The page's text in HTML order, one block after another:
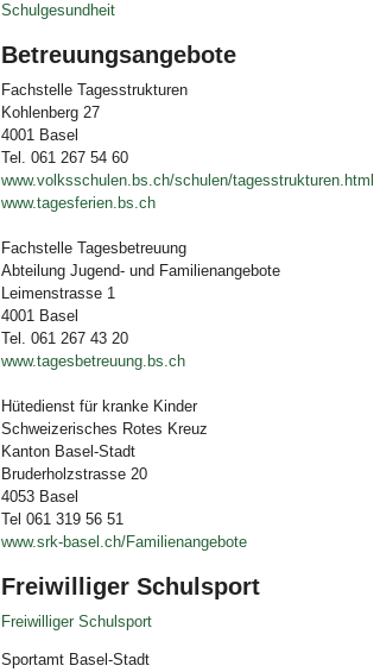
Schulgesundheit
Betreuungsangebote
Fachstelle Tagesstrukturen
Kohlenberg 27
4001 Basel
Tel. 061 267 54 60
www.volksschulen.bs.ch/schulen/tagesstrukturen.html
www.tagesferien.bs.ch
Fachstelle Tagesbetreuung
Abteilung Jugend- und Familienangebote
Leimenstrasse 1
4001 Basel
Tel. 061 267 43 20
www.tagesbetreuung.bs.ch
Hütedienst für kranke Kinder
Schweizerisches Rotes Kreuz
Kanton Basel-Stadt
Bruderholzstrasse 20
4053 Basel
Tel 061 319 56 51
www.srk-basel.ch/Familienangebote
Freiwilliger Schulsport
Freiwilliger Schulsport
Sportamt Basel-Stadt